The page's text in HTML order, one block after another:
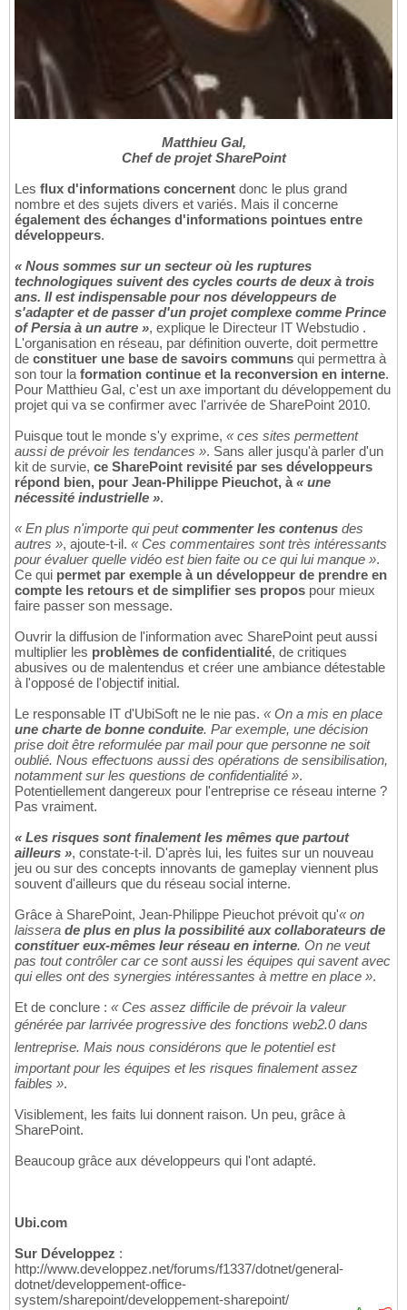
Matthieu Gal,
Chef de projet SharePoint
Les flux d'informations concernent donc le plus grand
nombre et des sujets divers et variés. Mais il concerne
également des échanges d'informations pointues entre
développeurs.
« Nous sommes sur un secteur où les ruptures
technologiques suivent des cycles courts de deux à trois
ans. Il est indispensable pour nos développeurs de
s'adapter et de passer d'un projet complexe comme Prince
of Persia à un autre », explique le Directeur IT Webstudio .
L'organisation en réseau, par définition ouverte, doit permettre
de constituer une base de savoirs communs qui permettra à
son tour la formation continue et la reconversion en interne.
Pour Matthieu Gal, c'est un axe important du développement du
projet qui va se confirmer avec l'arrivée de SharePoint 2010.
Puisque tout le monde s'y exprime, « ces sites permettent
aussi de prévoir les tendances ». Sans aller jusqu'à parler d'un
kit de survie, ce SharePoint revisité par ses développeurs
répond bien, pour Jean-Philippe Pieuchot, à « une
nécessité industrielle ».
« En plus n'importe qui peutcommenter les contenus des
autres », ajoute-t-il. « Ces commentaires sont très intéressants
pour évaluer quelle vidéo est bien faite ou ce qui lui manque ».
Ce qui permet par exemple à un développeur de prendre en
compte les retours et de simplifier ses propos pour mieux
faire passer son message.
Ouvrir la diffusion de l'information avec SharePoint peut aussi
multiplier les problèmes de confidentialité, de critiques
abusives ou de malentendus et créer une ambiance détestable
à l'opposé de l'objectif initial.
Le responsable IT d'UbiSoft ne le nie pas. « On a mis en place
une charte de bonne conduite. Par exemple, une décision
prise doit être reformulée par mail pour que personne ne soit
oublié. Nous effectuons aussi des opérations de sensibilisation,
notamment sur les questions de confidentialité ».
Potentiellement dangereux pour l'entreprise ce réseau interne ?
Pas vraiment.
« Les risques sont finalement les mêmes que partout
ailleurs », constate-t-il. D'après lui, les fuites sur un nouveau
jeu ou sur des concepts innovants de gameplay viennent plus
souvent d'ailleurs que du réseau social interne.
Grâce à SharePoint, Jean-Philippe Pieuchot prévoit qu'« on
laissera de plus en plus la possibilité aux collaborateurs de
constituer eux-mêmes leur réseau en interne. On ne veut
pas tout contrôler car ce sont aussi les équipes qui savent avec
qui elles ont des synergies intéressantes à mettre en place ».
Et de conclure : « Ces assez difficile de prévoir la valeur
générée par larrivée progressive des fonctions web2.0 dans
lentreprise. Mais nous considérons que le potentiel est
important pour les équipes et les risques finalement assez
faibles ».
Visiblement, les faits lui donnent raison. Un peu, grâce à
SharePoint.
Beaucoup grâce aux développeurs qui l'ont adapté.
Ubi.com
Sur Développez :
http://www.developpez.net/forums/f1337/dotnet/general-
dotnet/developpement-office-
system/sharepoint/developpement-sharepoint/